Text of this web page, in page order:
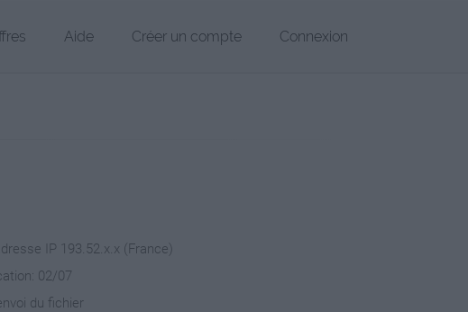
Aide Créer un compte Connexion
IP 193.52.x.x (France)
02/07
du fichier